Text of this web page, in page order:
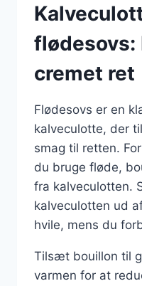
flødesovs:
cremet ret
Flødesovs er en
kalveculotte, der
smag til retten.
du bruge fløde,
fra kalveculotten.
kalveculotten ud
hvile, mens du
Tilsæt bouillon til
varmen for at